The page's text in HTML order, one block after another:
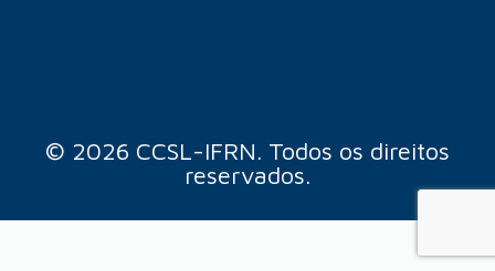
© 2026 CCSL-IFRN. Todos os direitos
reservados.